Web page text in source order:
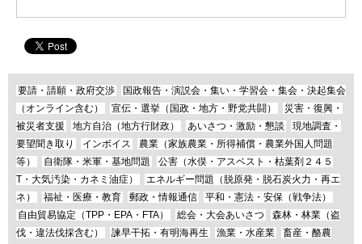
要請・請願・政府交渉
国政報告・演説会・集い・学習会・集会・決起集会
（オンライン含む）
宣伝・選挙（国政・地方・野党共闘）
災害・復興・
被災者支援
地方自治（地方行財政） あいさつ・激励・懇談
現地調査・
要望聞き取り
インボイス
農業（家族農業・所得補償・農業外国人問題
等）
自衛隊・米軍・基地問題
公害（水俣・アスベスト・枯葉剤２４５
T・大気汚染・カネミ油症）
エネルギー問題（脱原発・脱石炭火力・再エ
ネ）
福祉・医療・教育 郵政・情報通信
平和・憲法・安保（戦争法）
自由貿易協定（TPP・EPA・FTA）
総会・大会あいさつ
森林・林業（盗
伐・違法伐採含む）
諫早干拓・有明海再生 漁業・水産業
畜産・酪農